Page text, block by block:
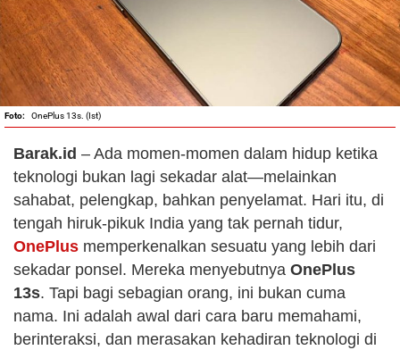
OnePlus 13s. (Ist)
Barak.id – Ada momen-momen dalam hidup ketika
teknologi bukan lagi sekadar alat—melainkan
sahabat, pelengkap, bahkan penyelamat. Hari itu, di
tengah hiruk-pikuk India yang tak pernah tidur,
OnePlus memperkenalkan sesuatu yang lebih dari
sekadar ponsel. Mereka menyebutnya OnePlus
13s. Tapi bagi sebagian orang, ini bukan cuma
nama. Ini adalah awal dari cara baru memahami,
berinteraksi, dan merasakan kehadiran teknologi di